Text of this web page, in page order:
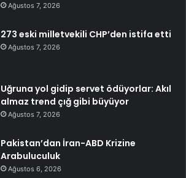
Ağustos 7, 2026
273 eski milletvekili CHP’den istifa etti
Ağustos 7, 2026
Uğruna yol gidip servet ödüyorlar: Akıl
almaz trend çığ gibi büyüyor
Ağustos 7, 2026
Pakistan’dan İran-ABD Krizine
Arabuluculuk
Ağustos 6, 2026